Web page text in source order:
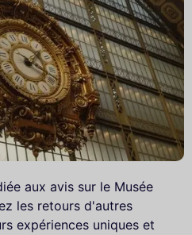
aux avis sur le Musée
les retours d'autres
expériences uniques et